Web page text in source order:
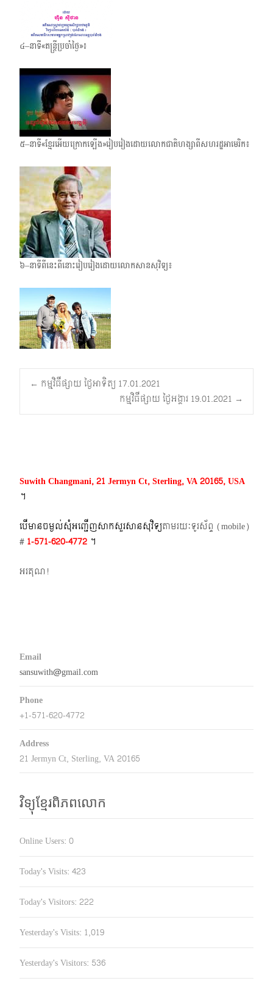
៤–នាទី«តន្ត្រីប្រចាំថ្ងៃ»៖
៥–នាទី«ខ្មែរអើយក្រោក​ឡើង»រៀបរៀង​ដោយលោកជាតិហង្សាពីសហរដ្ឋ​អាមេរិក៖
៦–នាទីពីនេះពីនោះរៀបរៀងដោយលោកសានសុវិទ្យ៖
Post
navigation
← កម្មវិធីផ្សាយ ថ្ងៃអាទិត្យ 17.01.2021
កម្មវិធីផ្សាយ ថ្ងៃអង្គារ 19.01.2021 →
Suwith Changmani, 21 Jermyn Ct, Sterling, VA 20165, USA
។​
បើមានចម្ងល់​សុំអញ្ជើញសាកសួរសានសុវិទ្យតាមរយៈទូរស័ព្ទ​ (mobile)​
# 1-571-620-4772​ ។
អរគុណ!
Email
sansuwith@gmail.com
Phone
+1-571-620-4772
Address
21 Jermyn Ct, Sterling, VA 20165
វិទ្យុខ្មែរពិភពលោក
Online Users: 0
Today's Visits: 423
Today's Visitors: 222
Yesterday's Visits: 1,019
Yesterday's Visitors: 536